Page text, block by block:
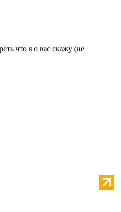
что я о вас скажу (не